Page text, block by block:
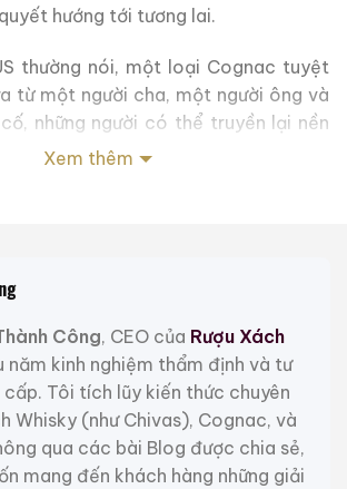
hướng tới tương lai.
thường nói, một loại Cognac tuyệt
từ một người cha, một người ông và
những người có thể truyền lại nền
về nghệ thuật chưng cất và ủ rượu,
bật nhất của loại Cognac này là
sáng tạo ra nó tuân thủ một cách
tổ tiên, một di sản của năm thế hệ
lũy, được ghi lại cho hậu thế trong sổ
năm loại rượu, mỗi loại từ Grande
Champagne, Bon Bois, Fin Bois và
Xem thêm
Công, CEO của Rượu Xách
năm kinh nghiệm thẩm định và tư
Tôi tích lũy kiến thức chuyên
Whisky (như Chivas), Cognac, và
qua các bài Blog được chia sẻ,
mang đến khách hàng những giải